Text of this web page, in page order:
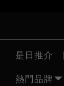
是日推介
熱門品牌